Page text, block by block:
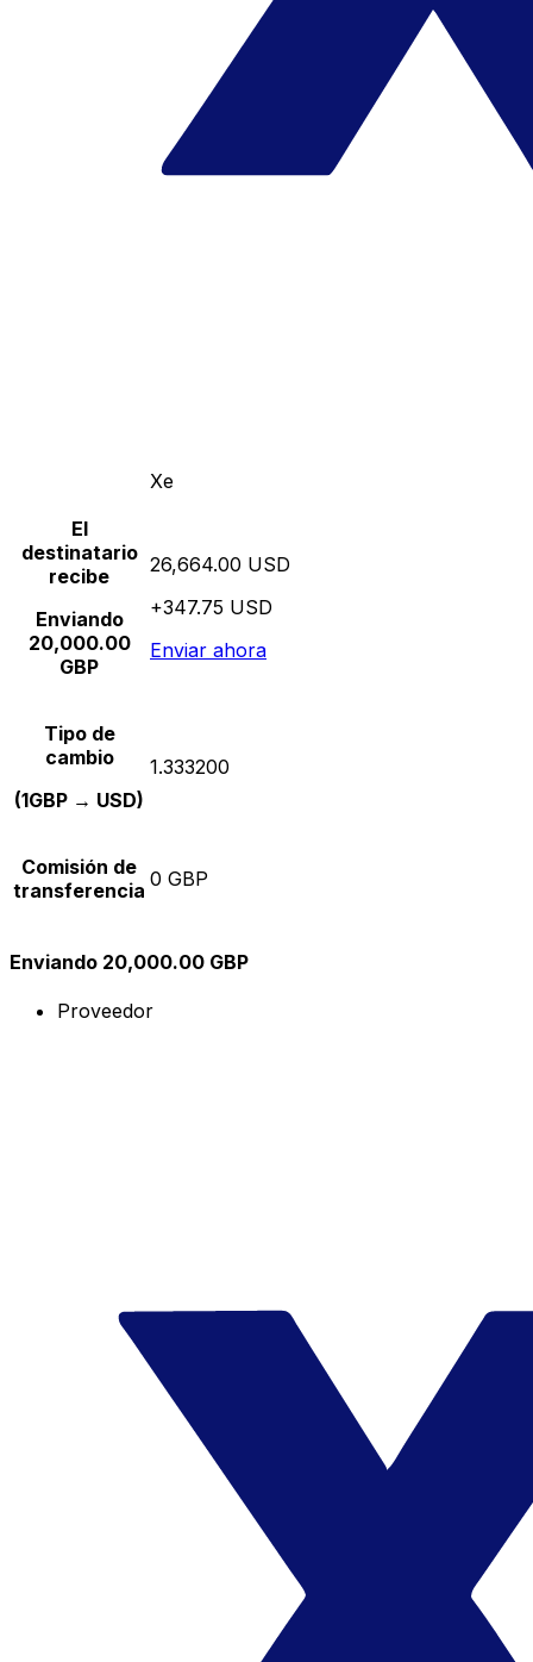
Xe
El
destinatario
recibe
Enviando
20,000.00
GBP
26,664.00 USD
+347.75 USD
Enviar ahora
Tipo de
cambio
(1GBP → USD)
1.333200
Comisión de
transferencia 0 GBP
Enviando 20,000.00 GBP
Proveedor